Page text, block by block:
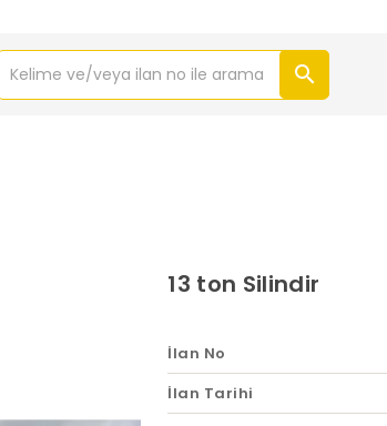
13 ton Silindir
İlan No
İlan Tarihi